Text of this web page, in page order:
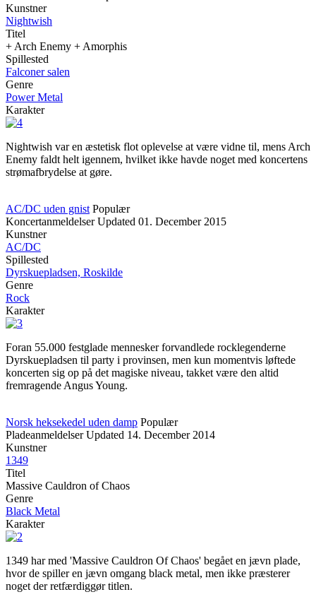
Kunstner
Nightwish
Titel
+ Arch Enemy + Amorphis
Spillested
Falconer salen
Genre
Power Metal
Karakter
Nightwish var en æstetisk flot oplevelse at være vidne til, mens Arch
Enemy faldt helt igennem, hvilket ikke havde noget med koncertens
strømafbrydelse at gøre.
AC/DC uden gnist Populær
Koncertanmeldelser Updated 01. December 2015
Kunstner
AC/DC
Spillested
Dyrskuepladsen, Roskilde
Genre
Rock
Karakter
Foran 55.000 festglade mennesker forvandlede rocklegenderne
Dyrskuepladsen til party i provinsen, men kun momentvis løftede
koncerten sig op på det magiske niveau, takket være den altid
fremragende Angus Young.
Norsk heksekedel uden damp Populær
Pladeanmeldelser Updated 14. December 2014
Kunstner
1349
Titel
Massive Cauldron of Chaos
Genre
Black Metal
Karakter
1349 har med 'Massive Cauldron Of Chaos' begået en jævn plade,
hvor de spiller en jævn omgang black metal, men ikke præsterer
noget der retfærdiggør titlen.